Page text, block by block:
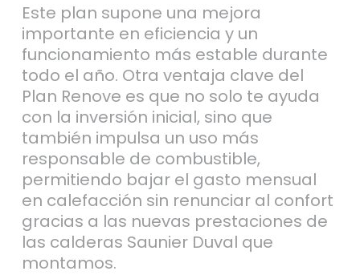
Este plan supone una mejora
importante en eficiencia y un
funcionamiento más estable durante
todo el año. Otra ventaja clave del
Plan Renove es que no solo te ayuda
con la inversión inicial, sino que
también impulsa un uso más
responsable de combustible,
permitiendo bajar el gasto mensual
en calefacción sin renunciar al confort
gracias a las nuevas prestaciones de
las calderas Saunier Duval que
montamos.